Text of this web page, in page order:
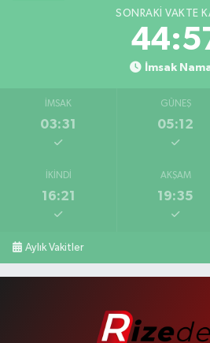
SONRAKI VAKTE
İmsak
İMSAK
03:31
GÜNEŞ
05:12
İKINDI
16:21
AKŞAM
19:35
Aylık Vakitler